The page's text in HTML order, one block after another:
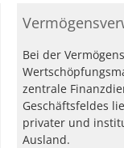
Bei der
zentrale
Geschäftsfeldes
privater und
Ausland.